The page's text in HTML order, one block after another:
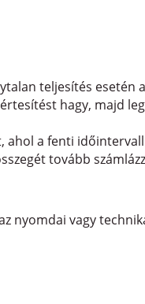
teljesítés esetén
hagy, majd
ahol a fenti
tovább
nyomdai vagy